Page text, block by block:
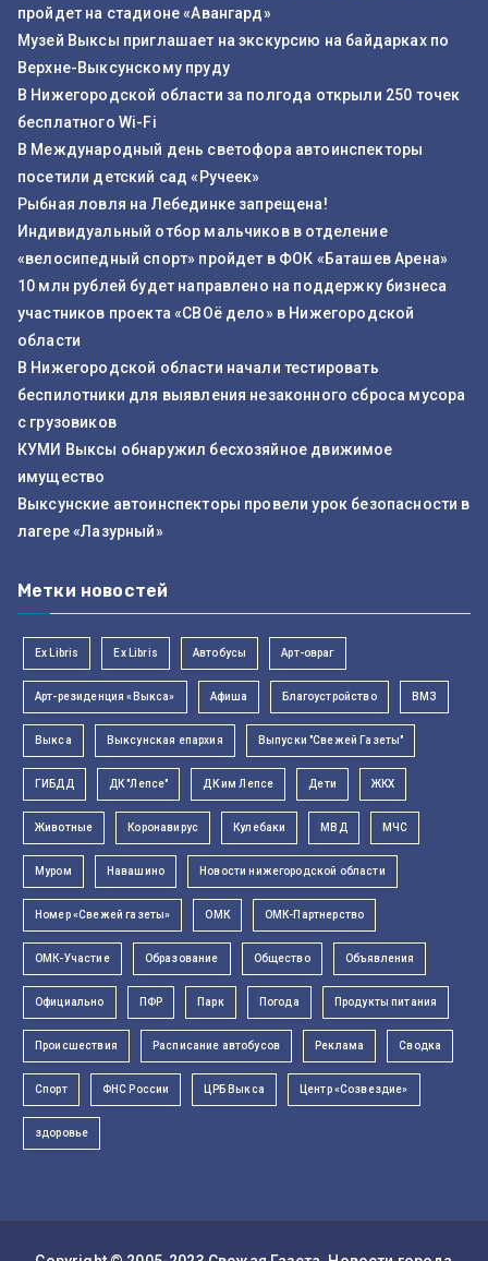
пройдет на стадионе «Авангард»
Музей Выксы приглашает на экскурсию на байдарках по
Верхне-Выксунскому пруду
В Нижегородской области за полгода открыли 250 точек
бесплатного Wi-Fi
В Международный день светофора автоинспекторы
посетили детский сад «Ручеек»
Рыбная ловля на Лебединке запрещена!
Индивидуальный отбор мальчиков в отделение
«велосипедный спорт» пройдет в ФОК «Баташев Арена»
10 млн рублей будет направлено на поддержку бизнеса
участников проекта «СВОё дело» в Нижегородской
области
В Нижегородской области начали тестировать
беспилотники для выявления незаконного сброса мусора
с грузовиков
КУМИ Выксы обнаружил бесхозяйное движимое
имущество
Выксунские автоинспекторы провели урок безопасности в
лагере «Лазурный»
Метки новостей
Ex Libris Ex Libris Автобусы Арт-овраг
Арт-резиденция «Выкса» Афиша Благоустройство ВМЗ
Выкса Выксунская епархия Выпуски "Свежей Газеты"
ГИБДД ДК "Лепсе" ДК им Лепсе Дети ЖКХ
Животные Коронавирус Кулебаки МВД МЧС
Муром Навашино Новости нижегородской области
Номер «Свежей газеты» ОМК ОМК-Партнерство
ОМК-Участие Образование Общество Объявления
Официально ПФР Парк Погода Продукты питания
Происшествия Расписание автобусов Реклама Сводка
Спорт ФНС России ЦРБ Выкса Центр «Созвездие»
здоровье